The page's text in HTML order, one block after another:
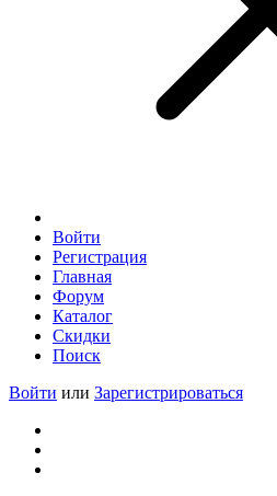
Войти
Регистрация
Главная
Форум
Каталог
Скидки
Поиск
Войти или Зарегистрироваться